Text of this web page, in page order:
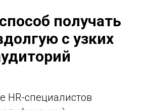
получать
с узких
HR-специалистов